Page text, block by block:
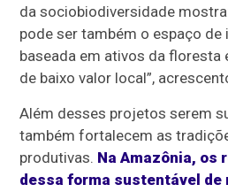
da sociobiodiversidade
pode ser também o espaço
baseada em ativos da floresta
de baixo valor local”,
Além desses projetos serem
também fortalecem as
produtivas. Na Amazônia, os
dessa forma sustentável de